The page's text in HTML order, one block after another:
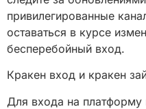
привилегированные
оставаться в курсе
бесперебойный вход.
Кракен вход и кракен
Для входа на